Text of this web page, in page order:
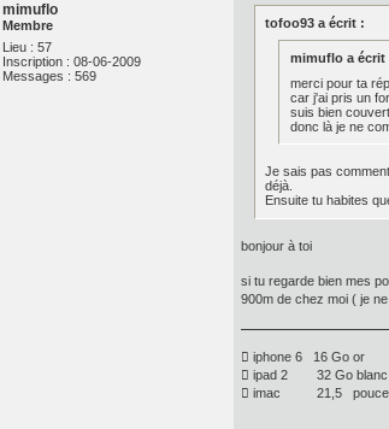
mimuflo
Membre
Lieu : 57
Inscription : 08-06-2009
Messages : 569
tofoo93 a écrit :
mimuflo a écrit
merci pour ta
car j'ai pris un
suis bien
donc là je ne
Je sais pas
déjà.
Ensuite tu habites
bonjour à toi
si tu regarde bien mes
900m de chez moi ( je
 iphone 6 16 Go or
 ipad 2 32 Go
 imac 21,5